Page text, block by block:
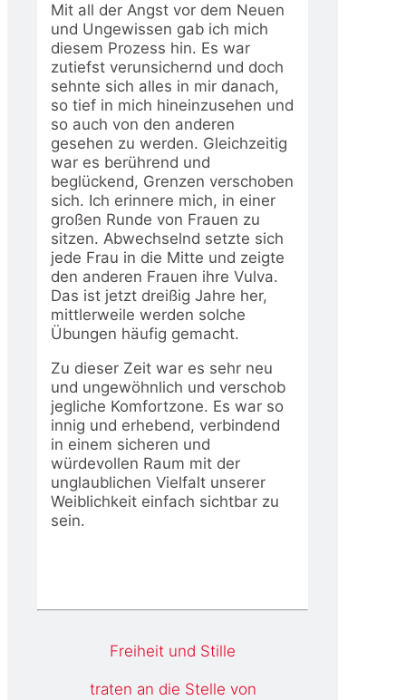
Mit all der Angst vor dem Neuen
und Ungewissen gab ich mich
diesem Prozess hin. Es war
zutiefst verunsichernd und doch
sehnte sich alles in mir danach,
so tief in mich hineinzusehen und
so auch von den anderen
gesehen zu werden. Gleichzeitig
war es berührend und
beglückend, Grenzen verschoben
sich. Ich erinnere mich, in einer
großen Runde von Frauen zu
sitzen. Abwechselnd setzte sich
jede Frau in die Mitte und zeigte
den anderen Frauen ihre Vulva.
Das ist jetzt dreißig Jahre her,
mittlerweile werden solche
Übungen häufig gemacht.
Zu dieser Zeit war es sehr neu
und ungewöhnlich und verschob
jegliche Komfortzone. Es war so
innig und erhebend, verbindend
in einem sicheren und
würdevollen Raum mit der
unglaublichen Vielfalt unserer
Weiblichkeit einfach sichtbar zu
sein.
Freiheit und Stille
traten an die Stelle von